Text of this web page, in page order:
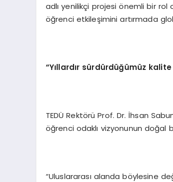
adlı yenilikçi projesi önemli bir
öğrenci etkileşimini artırmada
“Yıllardır sürdürdüğümüz kalite
TEDÜ Rektörü Prof. Dr. İhsan
öğrenci odaklı vizyonunun doğal
“Uluslararası alanda böylesine